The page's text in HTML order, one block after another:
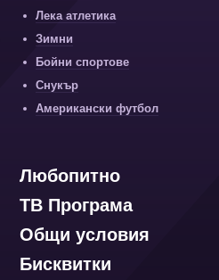
Лека атлетика
Зимни
Бойни спортове
Снукър
Американски футбол
Любопитно
ТВ Програма
Общи условия
Бисквитки